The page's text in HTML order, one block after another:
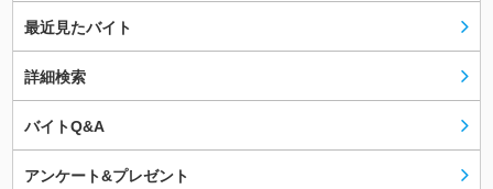
最近見たバイト
詳細検索
バイトQ&A
アンケート&プレゼント